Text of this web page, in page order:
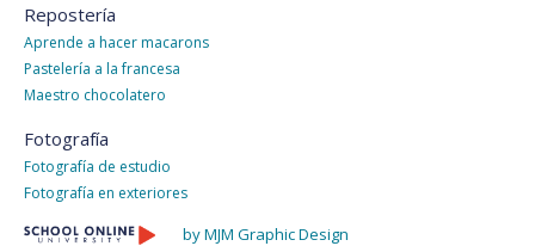
Repostería
Aprende a hacer macarons
Pastelería a la francesa
Maestro chocolatero
Fotografía
Fotografía de estudio
Fotografía en exteriores
by MJM Graphic Design